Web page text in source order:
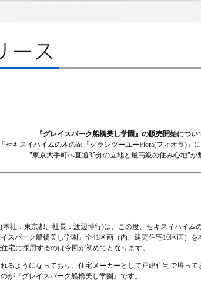
『グレイスパーク船橋美し学園』の販売開始につい
セキスイハイムの木の家「グランツーユーFiora(フィオラ)」
"東京大手町へ直通35分の立地と最高級の住み心地"が
社：東京都、社長：渡辺博行)は、この度、セキスイハイム
スパーク船橋美し学園』全41区画（内、建売住宅10区画）
宅に採用するのは今回が初めてとなります。
るようになっており、住宅メーカーとして戸建住宅で培っ
が『グレイスパーク船橋美し学園』です。